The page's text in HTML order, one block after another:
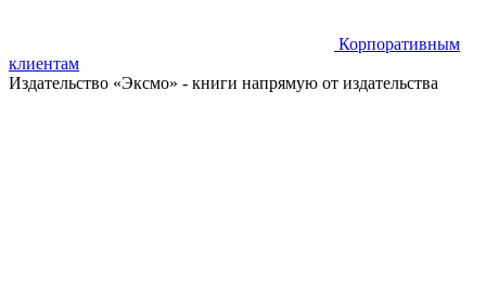
Корпоративным
клиентам
Издательство «Эксмо» - книги напрямую от издательства